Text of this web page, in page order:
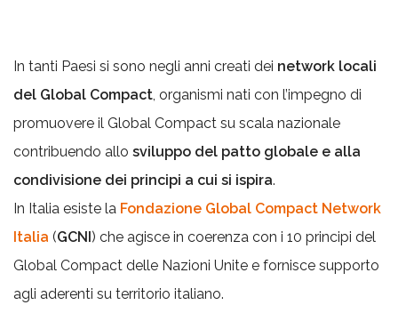
In tanti Paesi si sono negli anni creati dei network locali
del Global Compact, organismi nati con l’impegno di
promuovere il Global Compact su scala nazionale
contribuendo allo sviluppo del patto globale e alla
condivisione dei principi a cui si ispira.
In Italia esiste la Fondazione Global Compact Network
Italia (GCNI) che agisce in coerenza con i 10 principi del
Global Compact delle Nazioni Unite e fornisce supporto
agli aderenti su territorio italiano.